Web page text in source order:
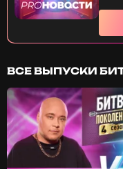
ВСЕ ВЫПУСКИ